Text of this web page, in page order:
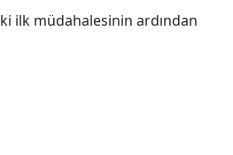
ilk müdahalesinin ardından